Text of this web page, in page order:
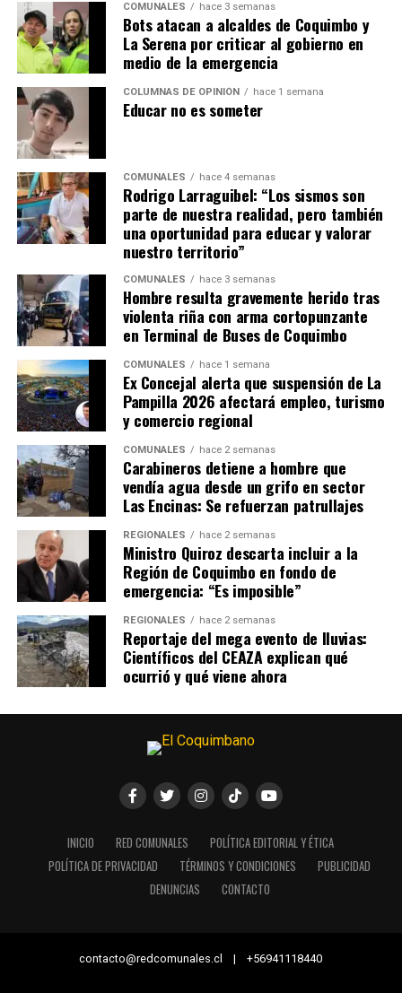
COMUNALES hace 3 semanas
Bots atacan a alcaldes de Coquimbo y
La Serena por criticar al gobierno en
medio de la emergencia
COLUMNAS DE OPINIÓN hace 1 semana
Educar no es someter
COMUNALES hace 4 semanas
Rodrigo Larraguibel: “Los sismos son
parte de nuestra realidad, pero también
una oportunidad para educar y valorar
nuestro territorio”
COMUNALES hace 3 semanas
Hombre resulta gravemente herido tras
violenta riña con arma cortopunzante
en Terminal de Buses de Coquimbo
COMUNALES hace 1 semana
Ex Concejal alerta que suspensión de La
Pampilla 2026 afectará empleo, turismo
y comercio regional
COMUNALES hace 2 semanas
Carabineros detiene a hombre que
vendía agua desde un grifo en sector
Las Encinas: Se refuerzan patrullajes
REGIONALES hace 2 semanas
Ministro Quiroz descarta incluir a la
Región de Coquimbo en fondo de
emergencia: “Es imposible”
REGIONALES hace 2 semanas
Reportaje del mega evento de lluvias:
Científicos del CEAZA explican qué
ocurrió y qué viene ahora
INICIO RED COMUNALES
POLÍTICA EDITORIAL Y ÉTICA
POLÍTICA DE PRIVACIDAD
TÉRMINOS Y CONDICIONES
PUBLICIDAD
DENUNCIAS
CONTACTO
contacto@redcomunales.cl | +56941118440